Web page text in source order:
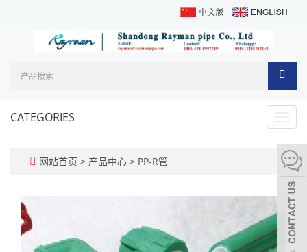
CATEGORIES
网站首页 > 产品中心 > PP-R管